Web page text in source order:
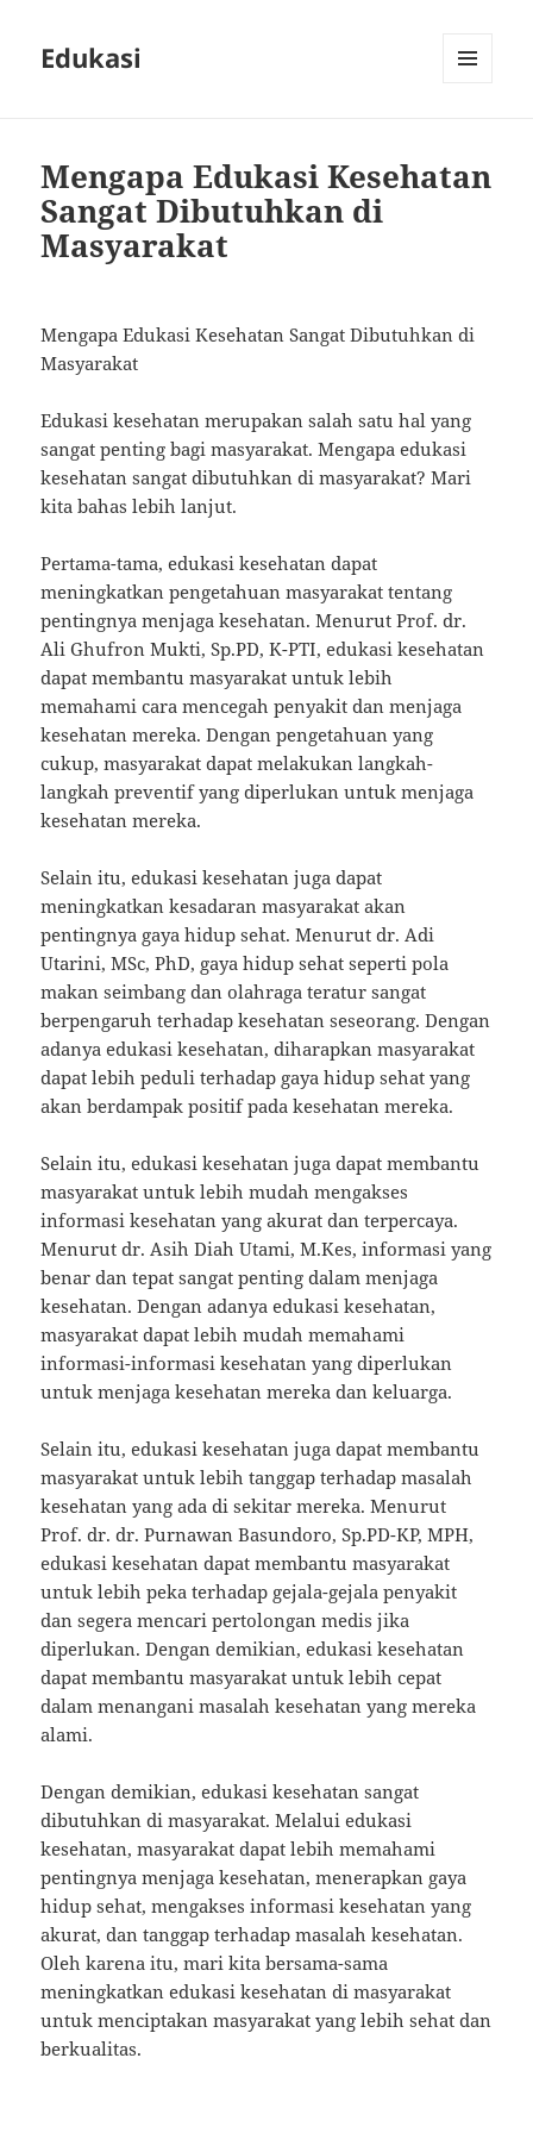
Edukasi
Mengapa Edukasi Kesehatan
Sangat Dibutuhkan di
Masyarakat
Mengapa Edukasi Kesehatan Sangat Dibutuhkan di
Masyarakat
Edukasi kesehatan merupakan salah satu hal yang
sangat penting bagi masyarakat. Mengapa edukasi
kesehatan sangat dibutuhkan di masyarakat? Mari
kita bahas lebih lanjut.
Pertama-tama, edukasi kesehatan dapat
meningkatkan pengetahuan masyarakat tentang
pentingnya menjaga kesehatan. Menurut Prof. dr.
Ali Ghufron Mukti, Sp.PD, K-PTI, edukasi kesehatan
dapat membantu masyarakat untuk lebih
memahami cara mencegah penyakit dan menjaga
kesehatan mereka. Dengan pengetahuan yang
cukup, masyarakat dapat melakukan langkah-
langkah preventif yang diperlukan untuk menjaga
kesehatan mereka.
Selain itu, edukasi kesehatan juga dapat
meningkatkan kesadaran masyarakat akan
pentingnya gaya hidup sehat. Menurut dr. Adi
Utarini, MSc, PhD, gaya hidup sehat seperti pola
makan seimbang dan olahraga teratur sangat
berpengaruh terhadap kesehatan seseorang. Dengan
adanya edukasi kesehatan, diharapkan masyarakat
dapat lebih peduli terhadap gaya hidup sehat yang
akan berdampak positif pada kesehatan mereka.
Selain itu, edukasi kesehatan juga dapat membantu
masyarakat untuk lebih mudah mengakses
informasi kesehatan yang akurat dan terpercaya.
Menurut dr. Asih Diah Utami, M.Kes, informasi yang
benar dan tepat sangat penting dalam menjaga
kesehatan. Dengan adanya edukasi kesehatan,
masyarakat dapat lebih mudah memahami
informasi-informasi kesehatan yang diperlukan
untuk menjaga kesehatan mereka dan keluarga.
Selain itu, edukasi kesehatan juga dapat membantu
masyarakat untuk lebih tanggap terhadap masalah
kesehatan yang ada di sekitar mereka. Menurut
Prof. dr. dr. Purnawan Basundoro, Sp.PD-KP, MPH,
edukasi kesehatan dapat membantu masyarakat
untuk lebih peka terhadap gejala-gejala penyakit
dan segera mencari pertolongan medis jika
diperlukan. Dengan demikian, edukasi kesehatan
dapat membantu masyarakat untuk lebih cepat
dalam menangani masalah kesehatan yang mereka
alami.
Dengan demikian, edukasi kesehatan sangat
dibutuhkan di masyarakat. Melalui edukasi
kesehatan, masyarakat dapat lebih memahami
pentingnya menjaga kesehatan, menerapkan gaya
hidup sehat, mengakses informasi kesehatan yang
akurat, dan tanggap terhadap masalah kesehatan.
Oleh karena itu, mari kita bersama-sama
meningkatkan edukasi kesehatan di masyarakat
untuk menciptakan masyarakat yang lebih sehat dan
berkualitas.